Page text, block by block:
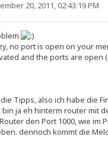
20, 2011, 02:43:19 PM
no port is open on your
and the ports are open
Tipps, also ich habe die
ja eh hinterm router mit
den Port 1000, wie im
dennoch kommt die